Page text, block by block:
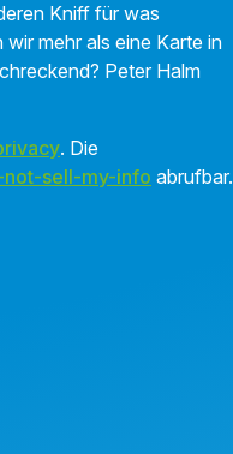
Kniff für was
mehr als eine Karte in
Peter Halm
. Die
sell-my-info abrufbar.